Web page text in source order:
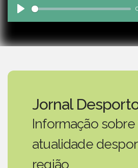
Play
Jornal
Informação sobre
atualidade
região